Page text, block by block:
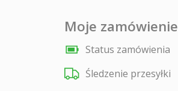
Moje zamówienie
Status zamówienia
Śledzenie przesyłki